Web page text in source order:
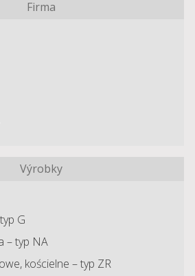
Firma
Výrobky
G
– typ NA
kościelne – typ ZR